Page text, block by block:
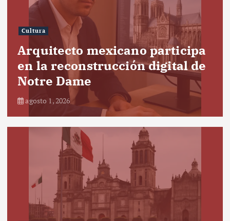
Cultura
Arquitecto mexicano participa
en la reconstrucción digital de
Notre Dame
agosto 1, 2026